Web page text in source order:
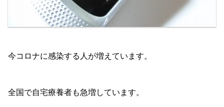
今コロナに感染する人が増えています。
全国で自宅療養者も急増しています。